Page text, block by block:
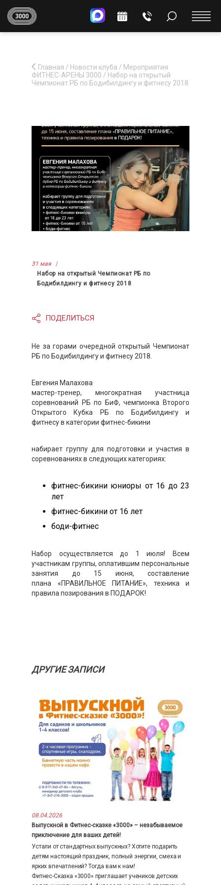
Главная / Новости клуба / Мероприятия
ФИТНЕС-АРЕНЫ 3000 / Набор на открытый
Чемпионат РБ по Бодибилдингу и фитнесу 2018
31 мая
Набор на открытый Чемпионат РБ по
Бодибилдингу и фитнесу 2018
ПОДЕЛИТЬСЯ
Не за горами очередной открытый Чемпионат
РБ по Бодибилдингу и фитнесу 2018.
Евгения Малахова
мастер-тренер, многократная участница
соревнований РБ по БиФ, чемпионка Второго
Открытого Кубка РБ по Бодибилдингу и
фитнесу в категории фитнес-бикини
набирает группу для подготовки и участия в
соревнованиях в следующих категориях:
фитнес-бикини юниоры от 16 до 23
лет
фитнес-бикини от 16 лет
боди-фитнес
Набор осуществляется до 1 июля! Всем
участникам группы, оплатившим персональные
занятия до 15 июня, составление
плана «ПРАВИЛЬНОЕ ПИТАНИЕ», техника и
правила позирования в ПОДАРОК!
ДРУГИЕ ЗАПИСИ
08.04.2026
Выпускной в Фитнес-сказке «3000» – незабываемое
приключение для ваших детей!
Устали от стандартных выпускных? Хотите подарить
детям настоящий праздник, полный энергии, смеха и
ярких впечатлений? Тогда вам к нам!
Фитнес-Сказка «3000» приглашает учеников детских